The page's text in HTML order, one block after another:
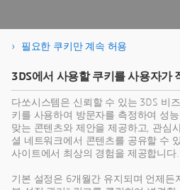
SmarTyre
SmarTyre allows tire
time on designing, validating
in class tires, transforming
솔루션
필요한 쿠키만 계속 허용
3DS에서 사용할 쿠키를 사용자가
다쏘시스템은 신뢰할 수 있는 3DS 비
키를 사용하여 방문자를 측정하여 성
맞는 콘텐츠와 제안을 제공하고, 관심
셜 네트워크에서 콘텐츠를 공유할 수
사이트에서 최상의 경험을 제공합니다.
기본 설정은 6개월간 유지되며 언제든